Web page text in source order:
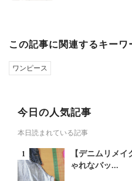
この記事に関連するキーワ
ワンピース
今日の人気記事
本日読まれている記事
【デニムリメ
ゃれなバッ...